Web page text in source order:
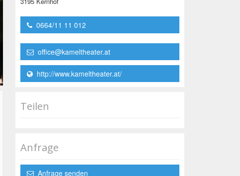
0664/11 11 012
office@kameltheater.at
http://www.kameltheater.at/
Teilen
Anfrage
Anfrage senden